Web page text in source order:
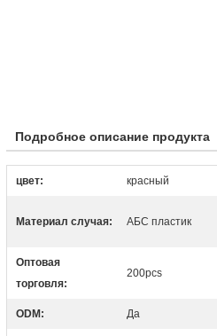
Подробное описание продукта
цвет: красный
Материал случая: АБС пластик
Оптовая
торговля:
200pcs
ODM: Да